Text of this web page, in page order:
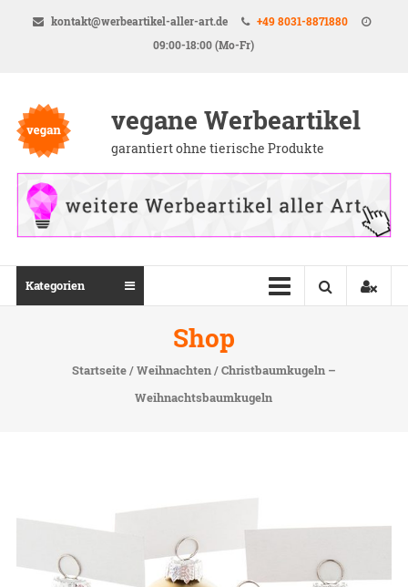
kontakt@werbeartikel-aller-art.de
+49 8031-8871880
09:00-18:00 (Mo-Fr)
vegane Werbeartikel
garantiert ohne tierische Produkte
Kategorien
Shop
Startseite/Weihnachten/ Christbaumkugeln –
Weihnachtsbaumkugeln